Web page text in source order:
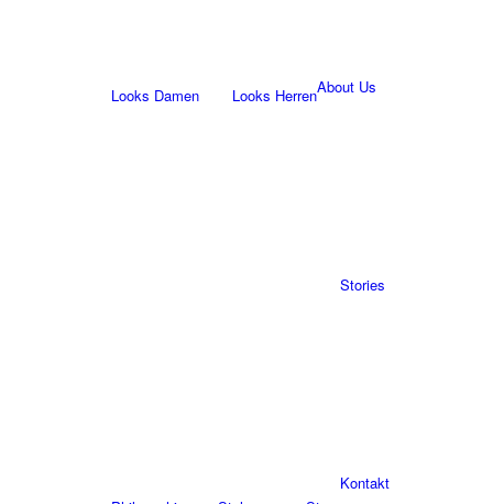
Looks Damen Looks HerrenAbout Us
Stories
Kontakt